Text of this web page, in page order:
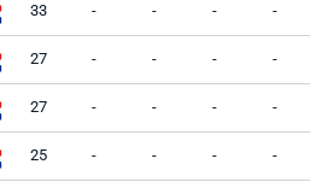
33 - - - -
27 - - - -
27 - - - -
25 - - - -